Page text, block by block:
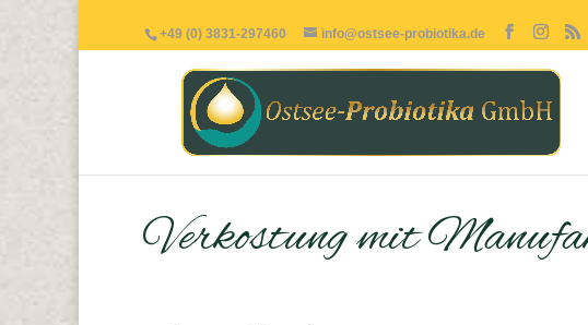
+49 (0) 3831-297460 info@ostsee-probiotika.de
Verkostung mit